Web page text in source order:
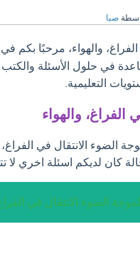
صبا
والهواء، مرحبًا بكم في
في حلول الأسئلة
التعليمية.
والهواء
الضوء الانتقال في الفراغ،
كان لديكم اسئلة اخري
الضوء الانتقال في